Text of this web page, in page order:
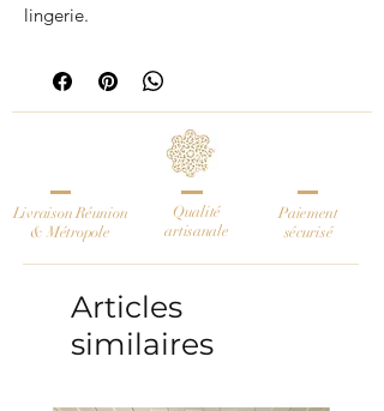
lingerie.
Livraison Réunion
& Métropole
Qualité
artisanale
Paiement
sécurisé
Articles
similaires